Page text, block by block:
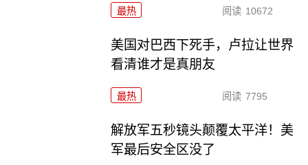
最热 阅读 10672
美国对巴西下死手，卢拉让世界
看清谁才是真朋友
最热 阅读 7795
解放军五秒镜头颠覆太平洋！美
军最后安全区没了